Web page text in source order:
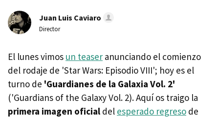
Juan Luis Caviaro
Director
El lunes vimos un teaser anunciando el comienzo
del rodaje de 'Star Wars: Episodio VIII'; hoy es el
turno de 'Guardianes de la Galaxia Vol. 2'
('Guardians of the Galaxy Vol. 2). Aquí os traigo la
primera imagen oficial del esperado regreso de